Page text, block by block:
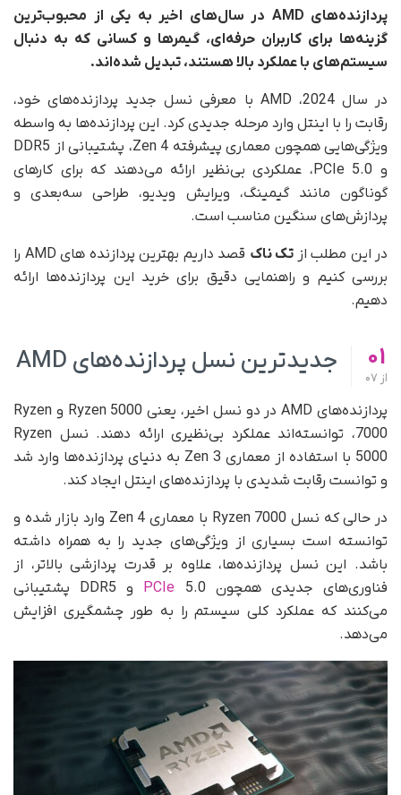
پردازنده‌های AMD در سال‌های اخیر به یکی از محبوب‌ترین
گزینه‌ها برای کاربران حرفه‌ای، گیمرها و کسانی که به دنبال
سیستم‌های با عملکرد بالا هستند، تبدیل شده‌اند.
در سال 2024، AMD با معرفی نسل جدید پردازنده‌های خود،
رقابت را با اینتل وارد مرحله جدیدی کرد. این پردازنده‌ها به واسطه
ویژگی‌هایی همچون معماری پیشرفته Zen 4، پشتیبانی از DDR5
و PCIe 5.0، عملکردی بی‌نظیر ارائه می‌دهند که برای کارهای
گوناگون مانند گیمینگ، ویرایش ویدیو، طراحی سه‌بعدی و
پردازش‌های سنگین مناسب است.
در این مطلب از تک ناک
قصد داریم بهترین پردازنده های AMD را
بررسی کنیم و راهنمایی دقیق برای خرید این پردازنده‌ها ارائه
دهیم.
01
از
جدیدترین نسل پردازنده‌های AMD
پردازنده‌های AMD در دو نسل اخیر، یعنی Ryzen 5000 و Ryzen
7000، توانسته‌اند عملکرد بی‌نظیری ارائه دهند. نسل Ryzen
5000 با استفاده از معماری Zen 3 به دنیای پردازنده‌ها وارد شد
و توانست رقابت شدیدی با پردازنده‌های اینتل ایجاد کند.
در حالی که نسل Ryzen 7000 با معماری Zen 4 وارد بازار شده و
توانسته است بسیاری از ویژگی‌های جدید را به همراه داشته
باشد. این نسل پردازنده‌ها، علاوه بر قدرت پردازشی بالاتر، از
فناوری‌های جدیدی همچون
PCIe
5.0 و DDR5 پشتیبانی
می‌کنند که عملکرد کلی سیستم را به طور چشمگیری افزایش
می‌دهد.